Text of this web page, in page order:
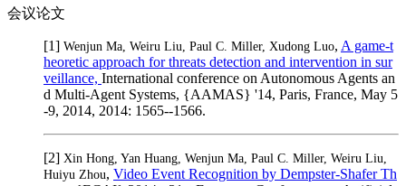
会议论文
[1] Wenjun Ma, Weiru Liu, Paul C. Miller, Xudong Luo, A game-t
heoretic approach for threats detection and intervention in sur
veillance, International conference on Autonomous Agents an
d Multi-Agent Systems, {AAMAS} '14, Paris, France, May 5
-9, 2014, 2014: 1565--1566.
[2] Xin Hong, Yan Huang, Wenjun Ma, Paul C. Miller, Weiru Liu,
Huiyu Zhou, Video Event Recognition by Dempster-Shafer Th